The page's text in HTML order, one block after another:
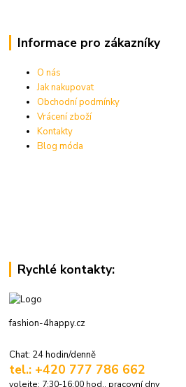
Informace pro zákazníky
O nás
Jak nakupovat
Obchodní podmínky
Vrácení zboží
Kontakty
Blog móda
Rychlé kontakty:
fashion-4happy.cz
Chat: 24 hodin/denně
tel.: +420 777 786 662
volejte: 7:30-16:00 hod., pracovní dny